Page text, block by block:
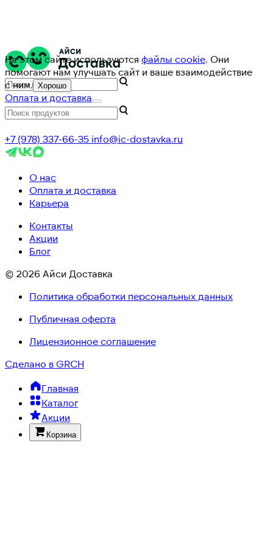
На этом сайте используются файлы cookie. Они
помогают нам улучшать сайт и ваше взаимодействие
с ним. Хорошо
Оплата и доставка
+7 (978) 337-66-35 info@ic-dostavka.ru
О нас
Оплата и доставка
Карьера
Контакты
Акции
Блог
© 2026 Айси Доставка
Политика обработки персональных данных
Публичная оферта
Лицензионное соглашение
Сделано в GRCH
Главная
Каталог
Акции
Корзина